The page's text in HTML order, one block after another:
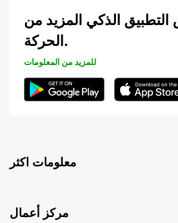
الذكي المزيد من
الحركة.
للمزيد من المعلومات
معلومات اكثر
مركز أعمال